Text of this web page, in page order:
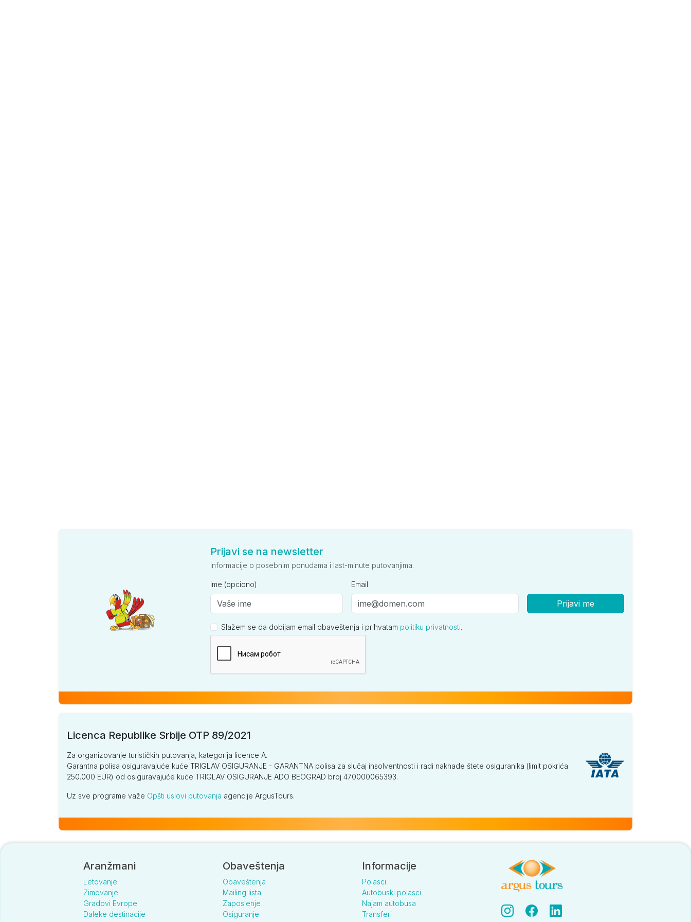
Prijavi se na newsletter
Informacije o posebnim ponudama i last-minute putovanjima.
Ime (opciono) Email
Prijavi me
Slažem se da dobijam email obaveštenja i prihvatam politiku privatnosti.
Licenca Republike Srbije OTP 89/2021
Za organizovanje turističkih putovanja, kategorija licence A.
Garantna polisa osiguravajuće kuće TRIGLAV OSIGURANJE - GARANTNA polisa za slučaj insolventnosti i radi naknade štete osiguranika (limit pokrića
250.000 EUR) od osiguravajuće kuće TRIGLAV OSIGURANJE ADO BEOGRAD broj 470000065393.
Uz sve programe važe Opšti uslovi putovanja agencije ArgusTours.
Aranžmani
Letovanje
Zimovanje
Gradovi Evrope
Daleke destinacije
Obaveštenja
Obaveštenja
Mailing lista
Zaposlenje
Osiguranje
Informacije
Polasci
Autobuski polasci
Najam autobusa
Transferi